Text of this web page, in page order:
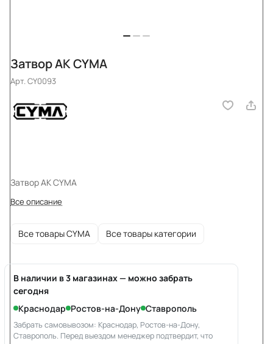
Затвор АК CYMA
Арт.CY0093
Затвор АК CYMA
Все описание
Все товары CYMA Все товары категории
В наличии в 3 магазинах — можно забрать
сегодня
Краснодар Ростов-на-Дону Ставрополь
Забрать самовывозом: Краснодар, Ростов-на-Дону,
Ставрополь. Перед выездом менеджер подтвердит, что